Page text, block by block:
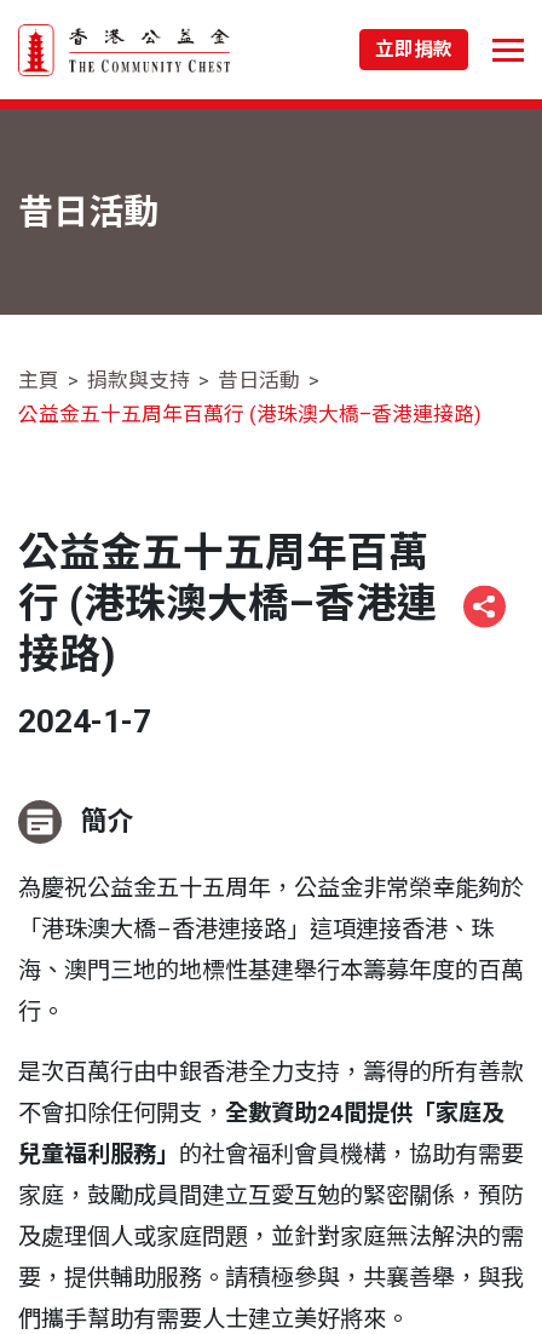
立即捐款
昔日活動
主頁 捐款與支持
昔日活動
公益金五十五周年百萬行 (港珠澳大橋–香港連接路)
公益金五十五周年百萬
行 (港珠澳大橋–香港連
接路)
2024-1-7
簡介
為慶祝公益金五十五周年，公益金非常榮幸能夠於
「港珠澳大橋–香港連接路」這項連接香港、珠
海、澳門三地的地標性基建舉行本籌募年度的百萬
行。
是次百萬行由中銀香港全力支持，籌得的所有善款
不會扣除任何開支， 全數資助24間提供「家庭及
兒童福利服務」 的社會福利會員機構，協助有需要
家庭，鼓勵成員間建立互愛互勉的緊密關係，預防
及處理個人或家庭問題，並針對家庭無法解決的需
要，提供輔助服務。請積極參與，共襄善舉，與我
們攜手幫助有需要人士建立美好將來。